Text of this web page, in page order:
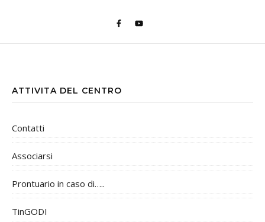
ATTIVITA DEL CENTRO
Contatti
Associarsi
Prontuario in caso di…..
TinGODI